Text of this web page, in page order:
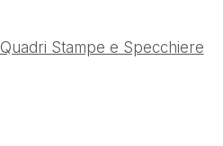
Quadri Stampe e Specchiere